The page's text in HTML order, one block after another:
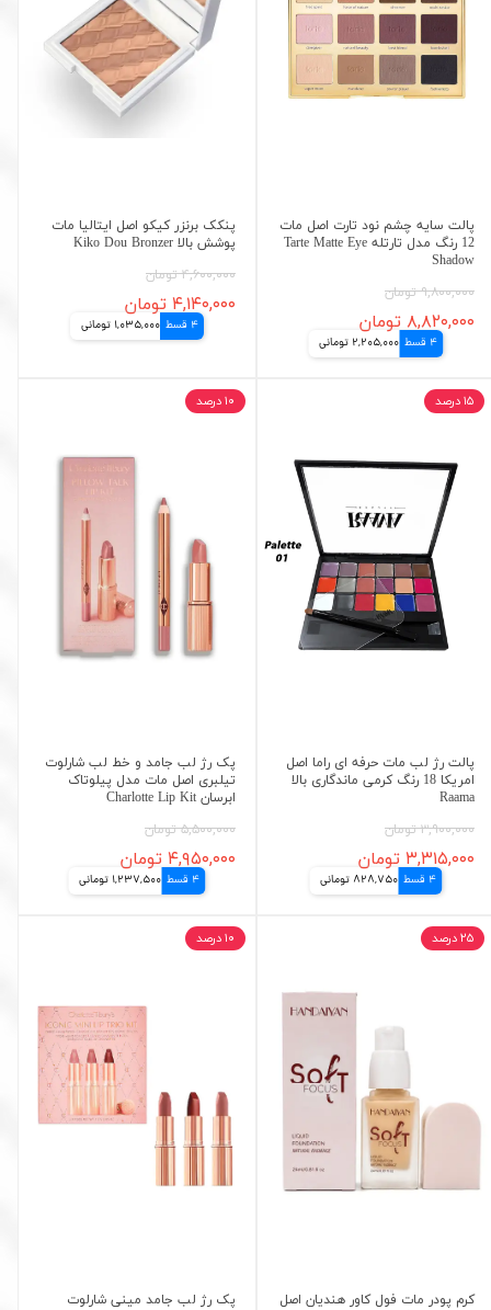
پالت سایه چشم نود تارت اصل مات
12 رنگ مدل تارتله Tarte Matte Eye
Shadow
۹,۸۰۰,۰۰۰ تومان
۸,۸۲۰,۰۰۰ تومان
4 قسط 2,205,000 تومانی
پنکک برنزر کیکو اصل ایتالیا مات
پوشش بالا Kiko Dou Bronzer
۴,۶۰۰,۰۰۰ تومان
۴,۱۴۰,۰۰۰ تومان
4 قسط 1,035,000 تومانی
پالت رژ لب مات حرفه ای راما اصل
امریکا 18 رنگ کرمی ماندگاری بالا
Raama
۳,۹۰۰,۰۰۰ تومان
۳,۳۱۵,۰۰۰ تومان
4 قسط 828,750 تومانی
۱۵ درصد
پک رژ لب جامد و خط لب شارلوت
تیلبری اصل مات مدل پیلوتاک
ابرسان Charlotte Lip Kit
۵,۵۰۰,۰۰۰ تومان
۴,۹۵۰,۰۰۰ تومان
4 قسط 1,237,500 تومانی
۱۰ درصد
کرم پودر مات فول کاور هندیان اصل
۲۵ درصد
پک رژ لب جامد مینی شارلوت
۱۰ درصد